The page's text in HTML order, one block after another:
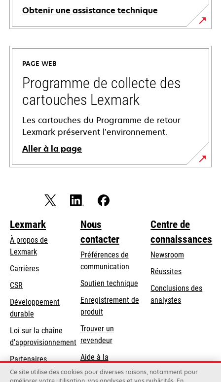
Obtenir une assistance technique
s’ouvre
dans
nouvel
onglet
PAGE WEB
Programme de collecte des
cartouches Lexmark
Les cartouches du Programme de retour
Lexmark préservent l’environnement.
Aller à la page
Lexmark
À propos de
Lexmark
Carrières
CSR
Développement
durable
Loi sur la chaîne
d'approvisionnement
Partenaires
Lexmark
Nous
contacter
Préférences de
communication
s’ouvre
dans
un
nouvel
onglet
Soutien techniques’ouvre
dans
un
Enregistrement de
produit
Trouver un
revendeur
Aide à la
Commande
Centre de
connaissances
Newsroom
Réussites
Conclusions des
analystes
Ce site utilise des cookies pour diverses raisons, notamment pour